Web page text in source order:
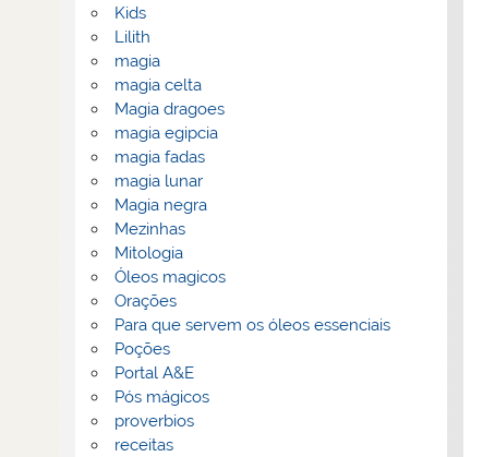
Kids
Lilith
magia
magia celta
Magia dragoes
magia egipcia
magia fadas
magia lunar
Magia negra
Mezinhas
Mitologia
Óleos magicos
Orações
Para que servem os óleos essenciais
Poções
Portal A&E
Pós mágicos
proverbios
receitas